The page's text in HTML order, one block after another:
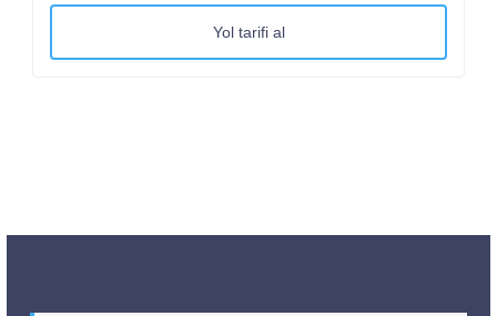
Yol tarifi al